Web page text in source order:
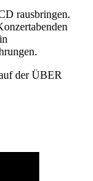
rausbringen.
der ÜBER